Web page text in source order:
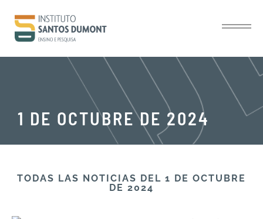
1 DE OCTUBRE DE 2024
TODAS LAS NOTICIAS DEL 1 DE OCTUBRE
DE 2024